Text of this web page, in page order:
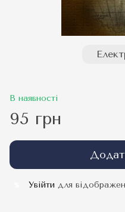
В наявності
95 грн
Увійти для